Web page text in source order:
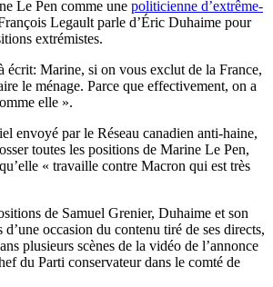
Le Pen comme une politicienne d’extrême-
Legault parle d’Éric Duhaime pour
extrémistes.
écrit: Marine, si on vous exclut de la France,
le ménage. Parce que effectivement, on a
elle ».
envoyé par le Réseau canadien anti-haine,
toutes les positions de Marine Le Pen,
« travaille contre Macron qui est très
de Samuel Grenier, Duhaime et son
occasion du contenu tiré de ses directs,
plusieurs scènes de la vidéo de l’annonce
du Parti conservateur dans le comté de